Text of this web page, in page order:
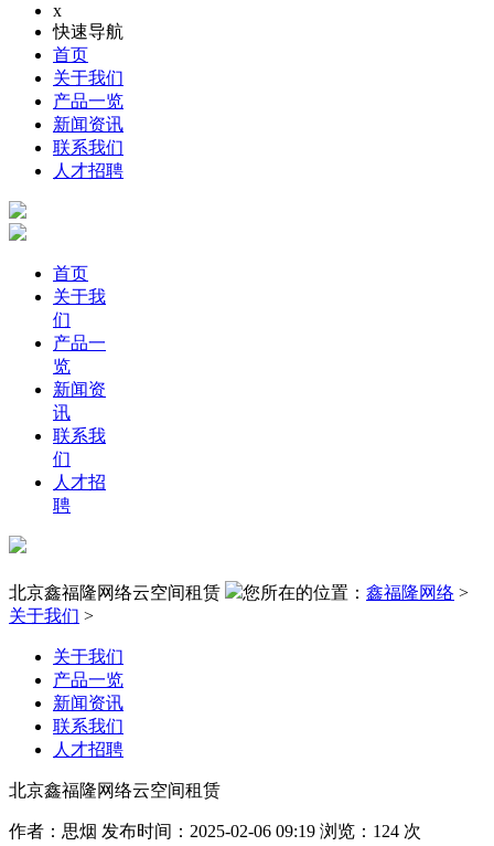
x
快速导航
首页
关于我们
产品一览
新闻资讯
联系我们
人才招聘
首页
关于我
们
产品一
览
新闻资
讯
联系我
们
人才招
聘
北京鑫福隆网络云空间租赁 您所在的位置： 鑫福隆网络 >
关于我们 >
关于我们
产品一览
新闻资讯
联系我们
人才招聘
北京鑫福隆网络云空间租赁
作者：思烟 发布时间：2025-02-06 09:19 浏览：124 次